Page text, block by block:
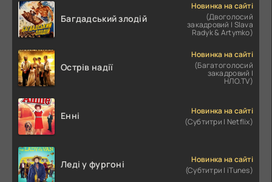
Багдадський злодій
Новинка на сайті
(Двоголосий
закадровий | Slava
Radyk & Artymko)
Острів надії
Новинка на сайті
(Багатоголосий
закадровий |
НЛО.TV)
Енні
Новинка на сайті
(Субтитри | Netflix)
Леді у фургоні
Новинка на сайті
(Субтитри | iTunes)